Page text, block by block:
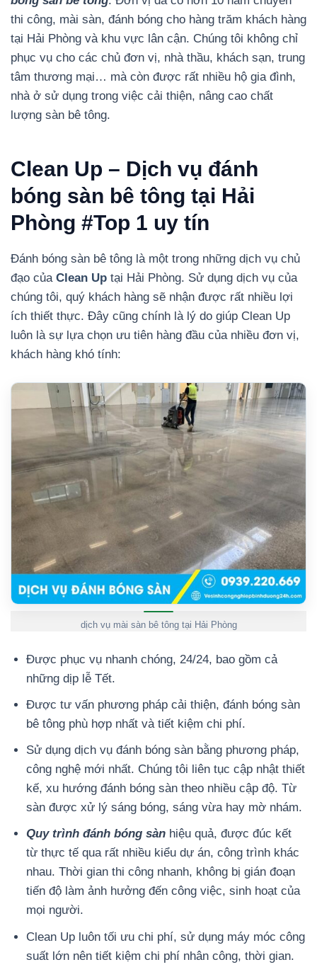
thi công, mài sàn, đánh bóng cho hàng trăm khách hàng
tại Hải Phòng và khu vực lân cận. Chúng tôi không chỉ
phục vụ cho các chủ đơn vị, nhà thầu, khách sạn, trung
tâm thương mại… mà còn được rất nhiều hộ gia đình,
nhà ở sử dụng trong việc cải thiện, nâng cao chất
lượng sàn bê tông.
Clean Up – Dịch vụ đánh
bóng sàn bê tông tại Hải
Phòng #Top 1 uy tín
Đánh bóng sàn bê tông là một trong những dịch vụ chủ
đạo của Clean Up tại Hải Phòng. Sử dụng dịch vụ của
chúng tôi, quý khách hàng sẽ nhận được rất nhiều lợi
ích thiết thực. Đây cũng chính là lý do giúp Clean Up
luôn là sự lựa chọn ưu tiên hàng đầu của nhiều đơn vị,
khách hàng khó tính:
dịch vụ mài sàn bê tông tại Hải Phòng
Được phục vụ nhanh chóng, 24/24, bao gồm cả
những dịp lễ Tết.
Được tư vấn phương pháp cải thiện, đánh bóng sàn
bê tông phù hợp nhất và tiết kiệm chi phí.
Sử dụng dịch vụ đánh bóng sàn bằng phương pháp,
công nghệ mới nhất. Chúng tôi liên tục cập nhật thiết
kế, xu hướng đánh bóng sàn theo nhiều cập độ. Từ
sàn được xử lý sáng bóng, sáng vừa hay mờ nhám.
Quy trình đánh bóng sàn hiệu quả, được đúc kết
từ thực tế qua rất nhiều kiểu dự án, công trình khác
nhau. Thời gian thi công nhanh, không bị gián đoạn
tiến độ làm ảnh hưởng đến công việc, sinh hoạt của
mọi người.
Clean Up luôn tối ưu chi phí, sử dụng máy móc công
suất lớn nên tiết kiệm chi phí nhân công, thời gian.